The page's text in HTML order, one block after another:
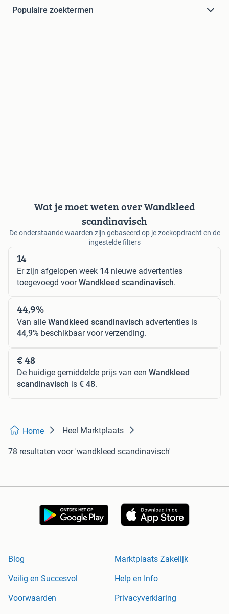
Populaire zoektermen
Wat je moet weten over Wandkleed
scandinavisch
De onderstaande waarden zijn gebaseerd op je zoekopdracht en de
ingestelde filters
14
Er zijn afgelopen week 14 nieuwe advertenties
toegevoegd voorWandkleed scandinavisch.
44,9%
Van alle Wandkleed scandinavisch advertenties is
44,9% beschikbaar voor verzending.
€ 48
De huidige gemiddelde prijs van een Wandkleed
scandinavisch is € 48.
Home Heel Marktplaats
78 resultaten voor 'wandkleed scandinavisch'
Blog
Marktplaats Zakelijk
Veilig en Succesvol
Help en Info
Voorwaarden
Privacyverklaring